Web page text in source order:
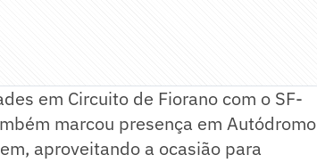
em Circuito de Fiorano com o SF-
marcou presença em Autódromo
aproveitando a ocasião para